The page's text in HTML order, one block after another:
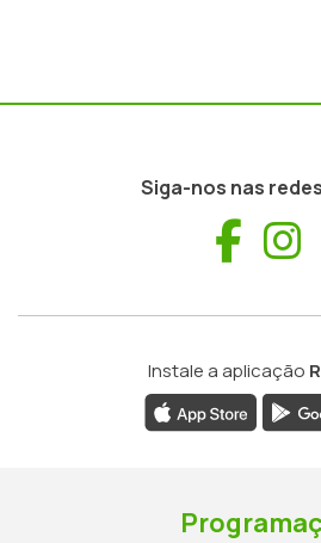
Siga-nos nas
Instale a aplicação